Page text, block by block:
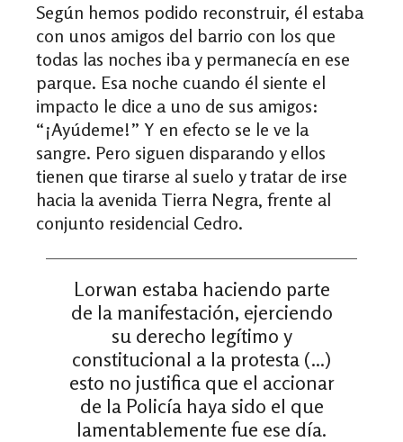
Según hemos podido reconstruir, él estaba
con unos amigos del barrio con los que
todas las noches iba y permanecía en ese
parque. Esa noche cuando él siente el
impacto le dice a uno de sus amigos:
“¡Ayúdeme!” Y en efecto se le ve la
sangre. Pero siguen disparando y ellos
tienen que tirarse al suelo y tratar de irse
hacia la avenida Tierra Negra, frente al
conjunto residencial Cedro.
Lorwan estaba haciendo parte
de la manifestación, ejerciendo
su derecho legítimo y
constitucional a la protesta (…)
esto no justifica que el accionar
de la Policía haya sido el que
lamentablemente fue ese día.